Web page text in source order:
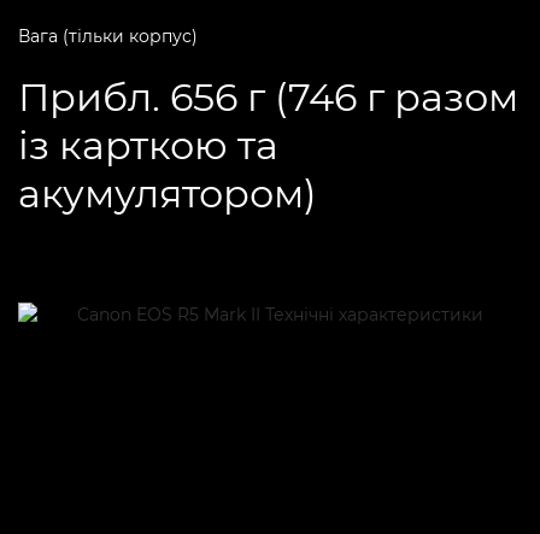
Вага (тільки корпус)
Прибл. 656 г (746 г разом
із карткою та
акумулятором)